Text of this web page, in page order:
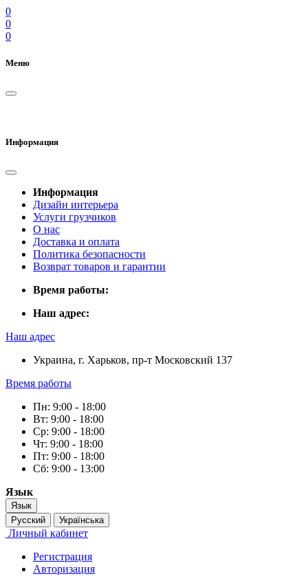
0
0
0
Меню
Информация
Информация
Дизайн интерьера
Услуги грузчиков
О нас
Доставка и оплата
Политика безопасности
Возврат товаров и гарантии
Время работы:
Наш адрес:
Наш адрес
Украина, г. Харьков, пр-т Московский 137
Время работы
Пн: 9:00 - 18:00
Вт: 9:00 - 18:00
Ср: 9:00 - 18:00
Чт: 9:00 - 18:00
Пт: 9:00 - 18:00
Сб: 9:00 - 13:00
Язык
Язык
Русский
Українська
Личный кабинет
Регистрация
Авторизация